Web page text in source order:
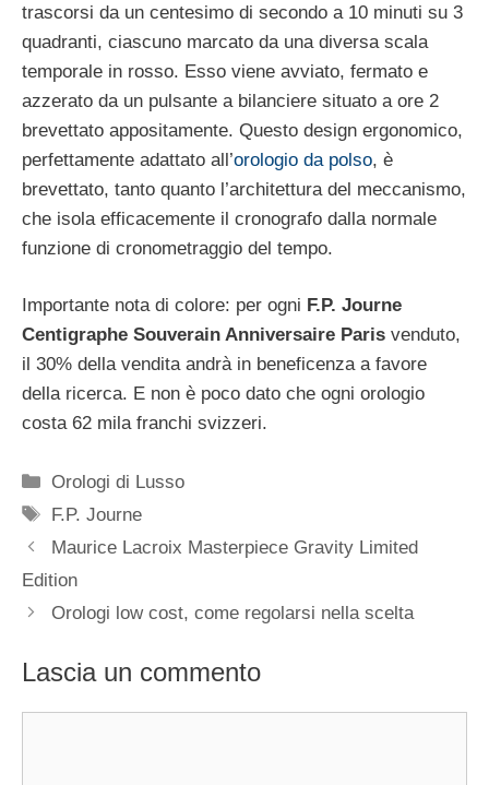
trascorsi da un centesimo di secondo a 10 minuti su 3
quadranti, ciascuno marcato da una diversa scala
temporale in rosso. Esso viene avviato, fermato e
azzerato da un pulsante a bilanciere situato a ore 2
brevettato appositamente. Questo design ergonomico,
perfettamente adattato all’orologio da polso, è
brevettato, tanto quanto l’architettura del meccanismo,
che isola efficacemente il cronografo dalla normale
funzione di cronometraggio del tempo.
Importante nota di colore: per ogni F.P. Journe
Centigraphe Souverain Anniversaire Paris venduto,
il 30% della vendita andrà in beneficenza a favore
della ricerca. E non è poco dato che ogni orologio
costa 62 mila franchi svizzeri.
Categorie
Orologi di Lusso
Tag
F.P. Journe
Navigazione
articolo
Maurice Lacroix Masterpiece Gravity Limited
Edition
Orologi low cost, come regolarsi nella scelta
Lascia un commento